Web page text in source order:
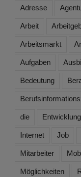
Adresse
Arbeit
Arbeitsmarkt
Aufgaben
Bedeutung
die Entwicklung
Internet Job
Mitarbeiter
Möglichkeiten